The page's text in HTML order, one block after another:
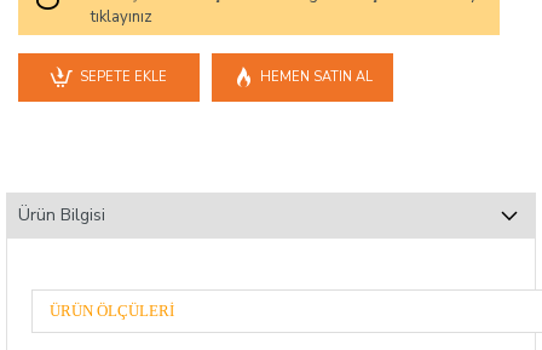
tıklayınız
SEPETE EKLE HEMEN SATIN AL
Ürün Bilgisi
ÜRÜN ÖLÇÜLERİ